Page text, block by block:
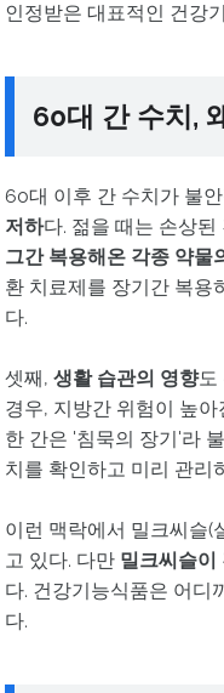
인정받은 대표적인 건강
60대 간 수치,
60대 이후 간 수치가 불
저하다. 젊을 때는 손상
그간 복용해온 각종 약물
환 치료제를 장기간 복용
다.
셋째, 생활 습관의 영향도
경우, 지방간 위험이 높
한 간은 '침묵의 장기'라
치를 확인하고 미리 관리
이런 맥락에서 밀크씨슬(
고 있다. 다만 밀크씨슬이
다. 건강기능식품은 어디
다.